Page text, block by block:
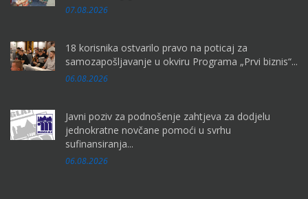
07.08.2026
18 korisnika ostvarilo pravo na poticaj za
samozapošljavanje u okviru Programa „Prvi biznis“...
06.08.2026
Javni poziv za podnošenje zahtjeva za dodjelu
jednokratne novčane pomoći u svrhu
sufinansiranja...
06.08.2026